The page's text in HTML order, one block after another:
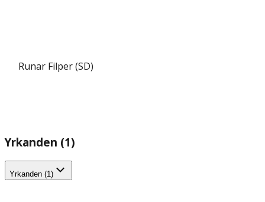
Runar Filper (SD)
Yrkanden (1)
Yrkanden (1)